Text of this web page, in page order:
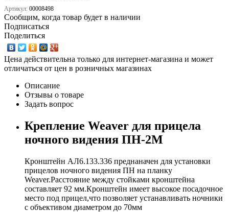
Артикул: 00008498
Сообщим, когда товар будет в наличии
Подписаться
Поделиться
Цена действительна только для интернет-магазина и может
отличаться от цен в розничных магазинах
Описание
Отзывы о товаре
Задать вопрос
Крепление Weaver для прицела
ночного видения ПН-2М
Кронштейн АЛ6.133.336 преднаначен для установки
прицелов ночного видения ПН на планку
Weaver.Расстояние между стойками кронштейна
составляет 92 мм.Кронштейн имеет высокое посадочное
место под прицел,что позволяет устанавливать ночники
с объективом диаметром до 70мм